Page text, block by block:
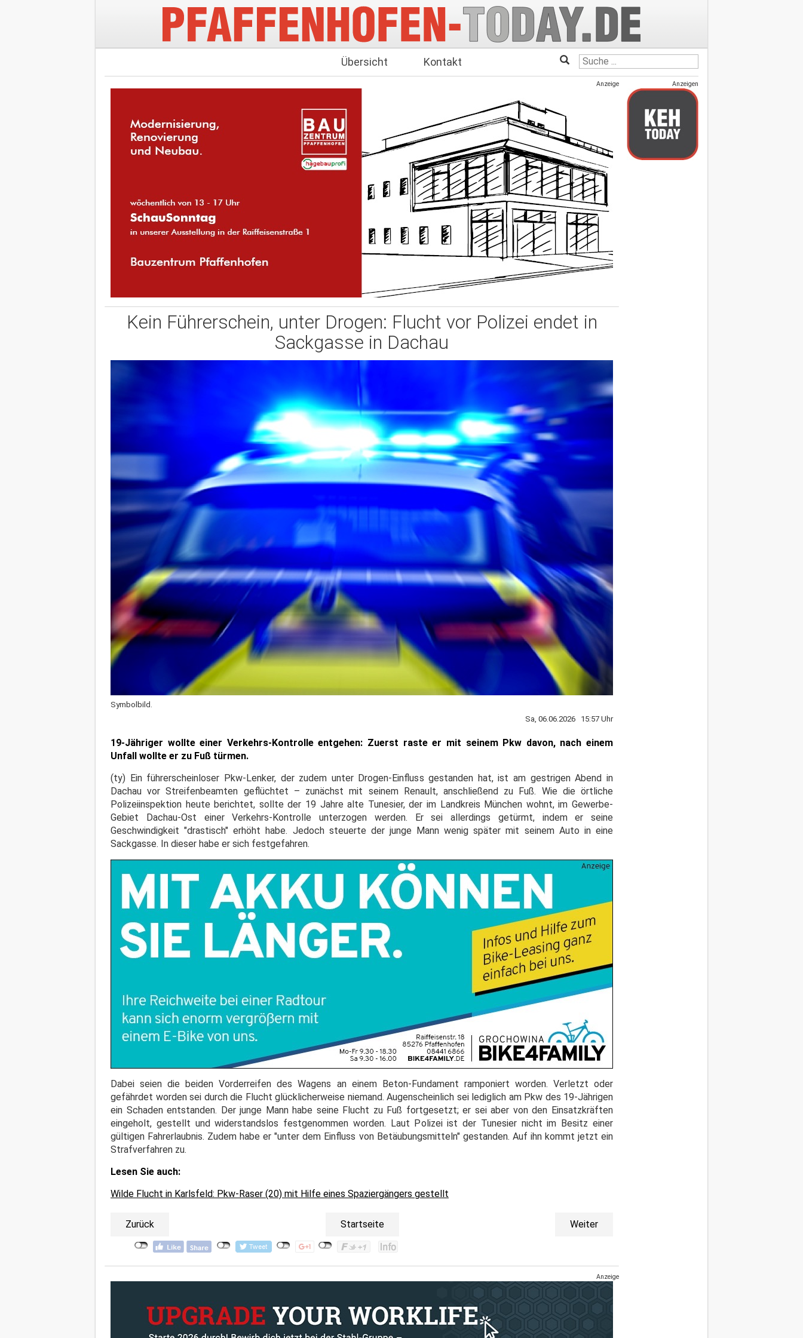
Übersicht Kontakt
Anzeige
Kein Führerschein, unter Drogen: Flucht vor Polizei endet in
Sackgasse in Dachau
Symbolbild.
Sa, 06.06.2026 15:57 Uhr
19-Jähriger wollte einer Verkehrs-Kontrolle entgehen: Zuerst raste er mit seinem Pkw davon, nach einem
Unfall wollte er zu Fuß türmen.
(ty) Ein führerscheinloser Pkw-Lenker, der zudem unter Drogen-Einfluss gestanden hat, ist am gestrigen Abend in
Dachau vor Streifenbeamten geflüchtet – zunächst mit seinem Renault, anschließend zu Fuß. Wie die örtliche
Polizeiinspektion heute berichtet, sollte der 19 Jahre alte Tunesier, der im Landkreis München wohnt, im Gewerbe-
Gebiet Dachau-Ost einer Verkehrs-Kontrolle unterzogen werden. Er sei allerdings getürmt, indem er seine
Geschwindigkeit "drastisch" erhöht habe. Jedoch steuerte der junge Mann wenig später mit seinem Auto in eine
Sackgasse. In dieser habe er sich festgefahren.
Dabei seien die beiden Vorderreifen des Wagens an einem Beton-Fundament ramponiert worden. Verletzt oder
gefährdet worden sei durch die Flucht glücklicherweise niemand. Augenscheinlich sei lediglich am Pkw des 19-Jährigen
ein Schaden entstanden. Der junge Mann habe seine Flucht zu Fuß fortgesetzt; er sei aber von den Einsatzkräften
eingeholt, gestellt und widerstandslos festgenommen worden. Laut Polizei ist der Tunesier nicht im Besitz einer
gültigen Fahrerlaubnis. Zudem habe er "unter dem Einfluss von Betäubungsmitteln" gestanden. Auf ihn kommt jetzt ein
Strafverfahren zu.
Lesen Sie auch:
Wilde Flucht in Karlsfeld: Pkw-Raser (20) mit Hilfe eines Spaziergängers gestellt
Zurück Startseite Weiter
Anzeige
Anzeigen